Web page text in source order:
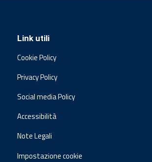
Link utili
Cookie Policy
Privacy Policy
Social media Policy
Accessibilità
Note Legali
Impostazione cookie